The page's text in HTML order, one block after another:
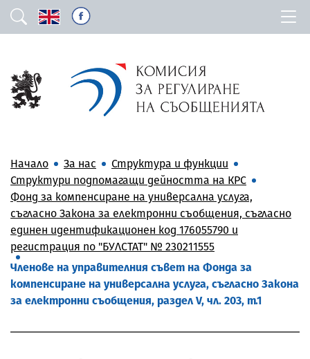
Начало За нас
Структура и функции
Структури подпомагащи дейността на КРС
Фонд за компенсиране на универсална услуга,
съгласно Закона за електронни съобщения, съгласно
единен идентификационен код 176055790 и
регистрация по "БУЛСТАТ" № 230211555
Членове на управителния съвет на Фонда за
компенсиране на универсална услуга, съгласно Закона
за електронни съобщения, раздел V, чл. 203, т.1